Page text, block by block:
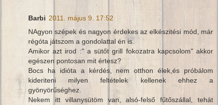
Barbi 2011. május 9. 17:52
NAgyon szépek és nagyon érdekes az elkészitési mód, már
régóta játszom a gondolattal én is.
Amikor azt irod :" a sütőt grill fokozatra kapcsolom" akkor
egészen pontosan mit értesz?
Bocs ha idióta a kérdés, nem otthon élek,és próbálom
kideriteni milyen feltételek kellenek ehhez a
gyönyörűséghez.
Nekem itt villanysütöm van, alsó-felső fűtőszállal, tehát